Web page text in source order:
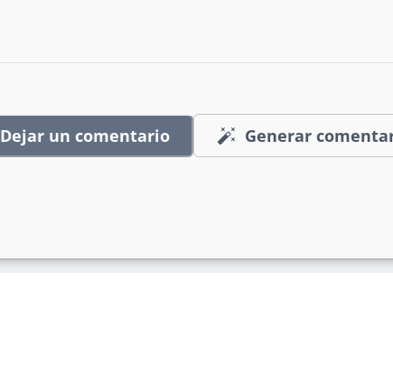
Dejar un comentario Generar